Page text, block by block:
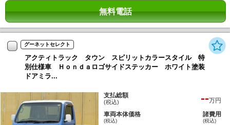
無料電話
グーネットセレクト
アクティトラック タウン スピリットカラースタイル 特
別仕様車 Ｈｏｎｄａロゴサイドステッカー ホワイト塗装
ドアミラ...
支払総額
(税込) --万円
車両本体価格
(税込)
諸費用
(税込)